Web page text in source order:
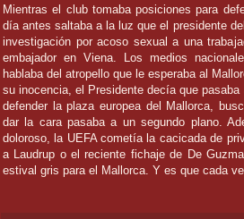
Mientras el club tomaba posiciones para
día antes saltaba a la luz que el presidente
investigación por acoso sexual a una
embajador en Viena. Los medios
hablaba del atropello que le esperaba al
su inocencia, el Presidente decía que
defender la plaza europea del Mallorca,
dar la cara pasaba a un segundo plano.
doloroso, la UEFA cometía la cacicada de
a Laudrup o el reciente fichaje de De
estival gris para el Mallorca. Y es que cada